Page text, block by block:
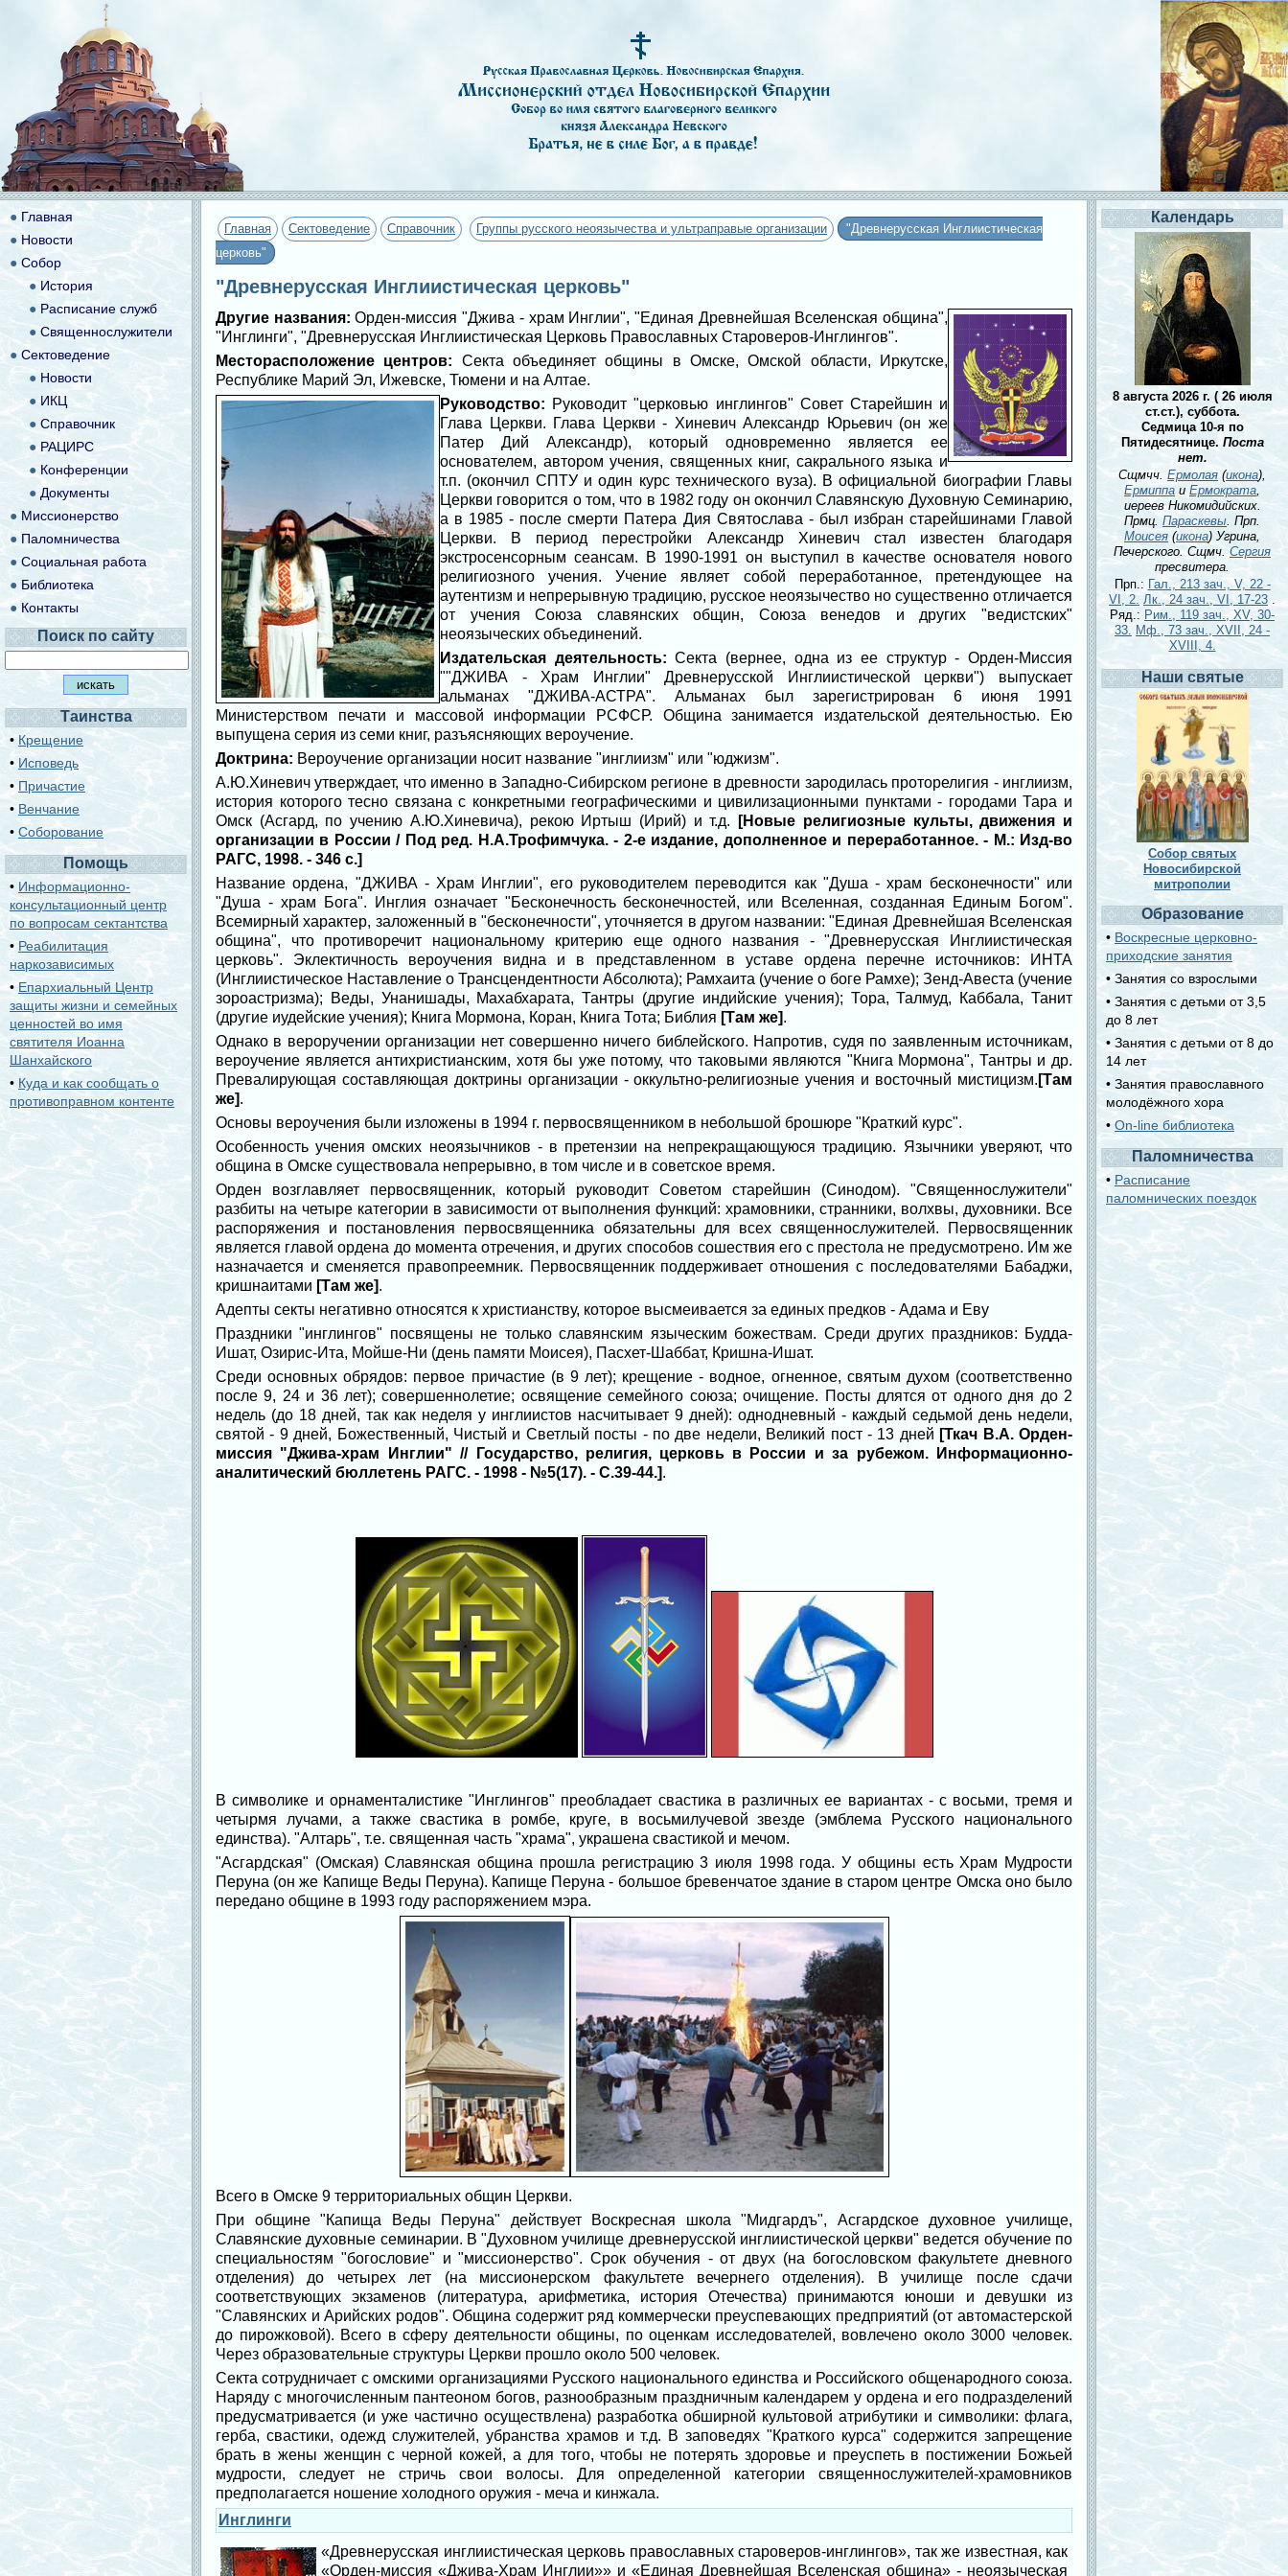
Главная Сектоведение Справочник Группы русского неоязычества и ультраправые организации
"Древнерусская Инглиистическая
церковь"
"Древнерусская Инглиистическая церковь"
Другие названия:Орден-миссия "Джива - храм Инглии", "Единая Древнейшая Вселенская община",
"Инглинги", "Древнерусская Инглиистическая Церковь Православных Староверов-Инглингов".
Месторасположение центров: Секта объединяет общины в Омске, Омской области, Иркутске,
Республике Марий Эл, Ижевске, Тюмени и на Алтае.
Руководство: Руководит "церковью инглингов" Совет Старейшин и
Глава Церкви. Глава Церкви - Хиневич Александр Юрьевич (он же
Патер Дий Александр), который одновременно является ее
основателем, автором учения, священных книг, сакрального языка и
т.п. (окончил СПТУ и один курс технического вуза). В официальной биографии Главы
Церкви говорится о том, что в 1982 году он окончил Славянскую Духовную Семинарию,
а в 1985 - после смерти Патера Дия Святослава - был избран старейшинами Главой
Церкви. В период перестройки Александр Хиневич стал известен благодаря
экстросенсорным сеансам. В 1990-1991 он выступил в качестве основателя нового
религиозного учения. Учение являет собой переработанное, претендующее на
аутентизм и непрерывную традицию, русское неоязычество но существенно отличается
от учения Союза славянских общин, Союза венедов и других "ведистских"
неоязыческих объединений.
Издательская деятельность:Секта (вернее, одна из ее структур - Орден-Миссия
""ДЖИВА - Храм Инглии" Древнерусской Инглиистической церкви") выпускает
альманах "ДЖИВА-АСТРА". Альманах был зарегистрирован 6 июня 1991
Министерством печати и массовой информации РСФСР. Община занимается издательской деятельностью. Ею
выпущена серия из семи книг, разъясняющих вероучение.
Доктрина: Вероучение организации носит название "инглиизм" или "юджизм".
А.Ю.Хиневич утверждает, что именно в Западно-Сибирском регионе в древности зародилась проторелигия - инглиизм,
история которого тесно связана с конкретными географическими и цивилизационными пунктами - городами Тара и
Омск (Асгард, по учению А.Ю.Хиневича), рекою Иртыш (Ирий) и т.д.
[Новые религиозные культы, движения и
организации в России / Под ред. Н.А.Трофимчука. - 2-е издание, дополненное и переработанное. - М.: Изд-во
РАГС, 1998. - 346 с.]
Название ордена, "ДЖИВА - Храм Инглии", его руководителем переводится как "Душа - храм бесконечности" или
"Душа - храм Бога". Инглия означает "Бесконечность бесконечностей, или Вселенная, созданная Единым Богом".
Всемирный характер, заложенный в "бесконечности", уточняется в другом названии: "Единая Древнейшая Вселенская
община", что противоречит национальному критерию еще одного названия - "Древнерусская Инглиистическая
церковь". Эклектичность вероучения видна и в представленном в уставе ордена перечне источников: ИНТА
(Инглиистическое Наставление о Трансцендентности Абсолюта); Рамхаита (учение о боге Рамхе); Зенд-Авеста (учение
зороастризма); Веды, Унанишады, Махабхарата, Тантры (другие индийские учения); Тора, Талмуд, Каббала, Танит
(другие иудейские учения); Книга Мормона, Коран, Книга Тота; Библия [Там же].
Однако в вероручении организации нет совершенно ничего библейского. Напротив, судя по заявленным источникам,
вероучение является антихристианским, хотя бы уже потому, что таковыми являются "Книга Мормона", Тантры и др.
Превалирующая составляющая доктрины организации - оккультно-религиозные учения и восточный мистицизм. [Там
же].
Основы вероучения были изложены в 1994 г. первосвященником в небольшой брошюре "Краткий курс".
Особенность учения омских неоязычников - в претензии на непрекращающуюся традицию. Язычники уверяют, что
община в Омске существовала непрерывно, в том числе и в советское время.
Орден возглавляет первосвященник, который руководит Советом старейшин (Синодом). "Священнослужители"
разбиты на четыре категории в зависимости от выполнения функций: храмовники, странники, волхвы, духовники. Все
распоряжения и постановления первосвященника обязательны для всех священнослужителей. Первосвященник
является главой ордена до момента отречения, и других способов сошествия его с престола не предусмотрено. Им же
назначается и сменяется правопреемник. Первосвященник поддерживает отношения с последователями Бабаджи,
кришнаитами [Там же].
Адепты секты негативно относятся к христианству, которое высмеивается за единых предков - Адама и Еву
Праздники "инглингов" посвящены не только славянским языческим божествам. Среди других праздников: Будда-
Ишат, Озирис-Ита, Мойше-Ни (день памяти Моисея), Пасхет-Шаббат, Кришна-Ишат.
Среди основных обрядов: первое причастие (в 9 лет); крещение - водное, огненное, святым духом (соответственно
после 9, 24 и 36 лет); совершеннолетие; освящение семейного союза; очищение. Посты длятся от одного дня до 2
недель (до 18 дней, так как неделя у инглиистов насчитывает 9 дней): однодневный - каждый седьмой день недели,
святой - 9 дней, Божественный, Чистый и Светлый посты - по две недели, Великий пост - 13 дней [Ткач В.А. Орден-
миссия "Джива-храм Инглии" // Государство, религия, церковь в России и за рубежом. Информационно-
аналитический бюллетень РАГС. - 1998 - №5(17). - С.39-44.].
В символике и орнаменталистике "Инглингов" преобладает свастика в различных ее вариантах - с восьми, тремя и
четырмя лучами, а также свастика в ромбе, круге, в восьмилучевой звезде (эмблема Русского национального
единства). "Алтарь", т.е. священная часть "храма", украшена свастикой и мечом.
"Асгардская" (Омская) Славянская община прошла регистрацию 3 июля 1998 года. У общины есть Храм Мудрости
Перуна (он же Капище Веды Перуна). Капище Перуна - большое бревенчатое здание в старом центре Омска оно было
передано общине в 1993 году распоряжением мэра.
Всего в Омске 9 территориальных общин Церкви.
При общине "Капища Веды Перуна" действует Воскресная школа "Мидгардъ", Асгардское духовное училище,
Славянские духовные семинарии. В "Духовном училище древнерусской инглиистической церкви" ведется обучение по
специальностям "богословие" и "миссионерство". Срок обучения - от двух (на богословском факультете дневного
отделения) до четырех лет (на миссионерском факультете вечернего отделения). В училище после сдачи
соответствующих экзаменов (литература, арифметика, история Отечества) принимаются юноши и девушки из
"Славянских и Арийских родов". Община содержит ряд коммерчески преуспевающих предприятий (от автомастерской
до пирожковой). Всего в сферу деятельности общины, по оценкам исследователей, вовлечено около 3000 человек.
Через образовательные структуры Церкви прошло около 500 человек.
Секта сотрудничает с омскими организациями Русского национального единства и Российского общенародного союза.
Наряду с многочисленным пантеоном богов, разнообразным праздничным календарем у ордена и его подразделений
предусматривается (и уже частично осуществлена) разработка обширной культовой атрибутики и символики: флага,
герба, свастики, одежд служителей, убранства храмов и т.д. В заповедях "Краткого курса" содержится запрещение
брать в жены женщин с черной кожей, а для того, чтобы не потерять здоровье и преуспеть в постижении Божьей
мудрости, следует не стричь свои волосы. Для определенной категории священнослужителей-храмовников
предполагается ношение холодного оружия - меча и кинжала.
Инглинги
«Древнерусская инглиистическая церковь православных староверов-инглингов», так же известная, как
«Орден-миссия «Джива-Храм Инглии»» и «Единая Древнейшая Вселенская община» - неоязыческая
● Главная
● Новости
● Собор
● История
● Расписание служб
● Священнослужители
● Сектоведение
● Новости
●ИКЦ
● Справочник
● РАЦИРС
● Конференции
● Документы
●Миссионерство
● Паломничества
●Социальная работа
● Библиотека
● Контакты
Поиск по сайту
Таинства
• Крещение
• Исповедь
• Причастие
• Венчание
• Соборование
Помощь
• Информационно-
консультационный центр
по вопросам сектантства
•Реабилитация
наркозависимых
•Епархиальный Центр
защиты жизни и семейных
ценностей во имя
святителя Иоанна
Шанхайского
• Куда и как сообщать о
противоправном контенте
Календарь
8 августа 2026 г. ( 26 июля
ст.ст.), суббота.
Седмица 10-я по
Пятидесятнице. Поста
нет.
Сщмчч. Ермолая (икона),
Ермиппа и Ермократа,
иереев Никомидийских.
Прмц.Параскевы. Прп.
Моисея (икона) Угрина,
Печерского. Сщмч. Сергия
пресвитера.
Прп.: Гал., 213 зач., V, 22 -
VI, 2. Лк., 24 зач., VI, 17-23 .
Ряд.: Рим., 119 зач., XV, 30-
33. Мф., 73 зач., XVII, 24 -
XVIII, 4.
Наши святые
Собор святых
Новосибирской
митрополии
Образование
• Воскресные церковно-
приходские занятия
• Занятия со взрослыми
• Занятия с детьми от 3,5
до 8 лет
• Занятия с детьми от 8 до
14 лет
• Занятия православного
молодёжного хора
• On-line библиотека
Паломничества
• Расписание
паломнических поездок